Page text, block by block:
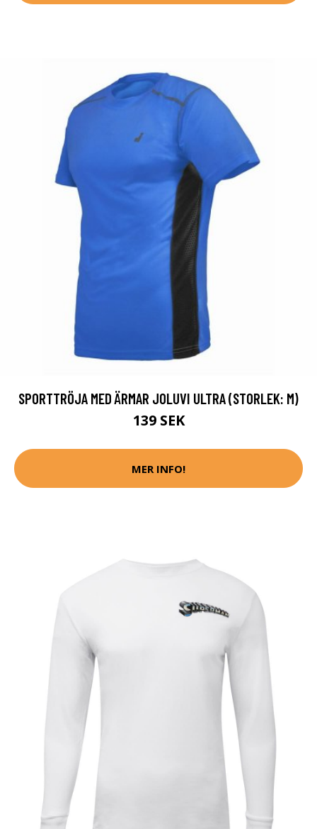
SPORTTRÖJA MED ÄRMAR JOLUVI ULTRA (STORLEK: M)
139 SEK
MER INFO!